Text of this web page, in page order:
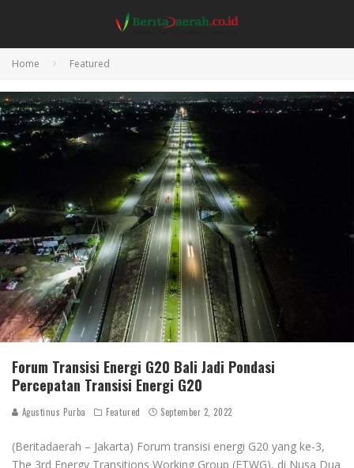
Home Featured
Forum Transisi Energi G20 Bali Jadi Pondasi
Percepatan Transisi Energi G20
Agustinus Purba Featured September 2, 2022
(Beritadaerah – Jakarta) Forum transisi energi G20 yang ke-3,
The 3rd Energy Transitions Working Group (ETWG), di Nusa Dua